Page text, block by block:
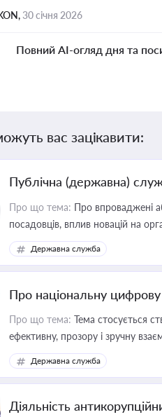
30 січня 2026
Повний AI-огляд дня та
вас зацікавити:
Публічна (державна)
Про що тема: Про впроваджені
посадовців, вплив новацій на
Державна служба
Про національну
Про що тема: Тема стосується
ефективну, прозору і зручну
Державна служба
Діяльність